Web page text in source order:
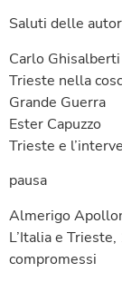
Saluti delle
Carlo Ghisalberti
Trieste nella
Grande Guerra
Ester Capuzzo
Trieste e
pausa
Almerigo
L’Italia e
compromessi